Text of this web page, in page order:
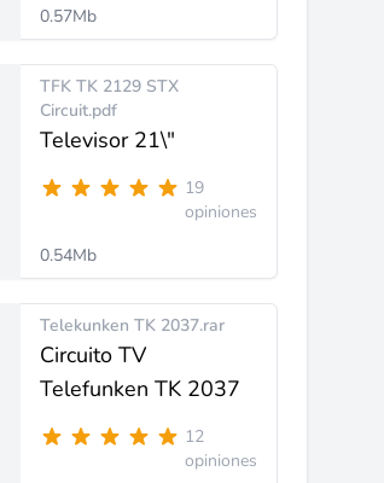
0.57Mb
TFK TK 2129 STX
Circuit.pdf
Televisor 21\"
19
opiniones
0.54Mb
Telekunken TK 2037.rar
Circuito TV
Telefunken TK 2037
12
opiniones